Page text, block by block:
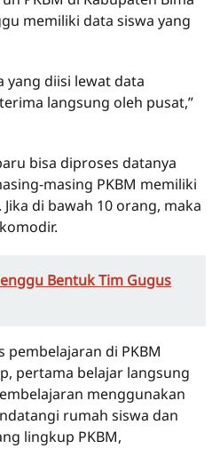
memiliki data siswa yang
yang diisi lewat data
langsung oleh pusat,”
bisa diproses datanya
masing PKBM memiliki
di bawah 10 orang, maka
Bentuk Tim Gugus
pembelajaran di PKBM
pertama belajar langsung
menggunakan
rumah siswa dan
lingkup PKBM,